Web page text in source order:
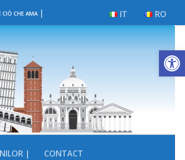
CIÒ CHE AMA | RO
IT
| CONTACT